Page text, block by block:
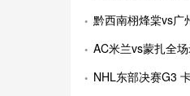
黔西南栩烽棠vs广
AC米兰vs蒙扎全
NHL东部决赛G3 卡